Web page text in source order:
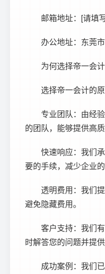
邮箱地址：[请填
办公地址：东莞
为何选择帝一会
选择帝一会计的原
专业团队：由经
的团队，能够提供高质
快速响应：我们
要的手续，减少企业的
透明费用：我们
避免隐藏费用。
客户支持：我们
时解答您的问题并提供
成功案例：我们